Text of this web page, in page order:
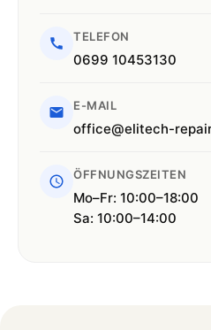
TELEFON
0699 10453130
E-MAIL
office@elitech-
ÖFFNUNGSZEITEN
Mo–Fr: 10:00–18:00
Sa: 10:00–14:00